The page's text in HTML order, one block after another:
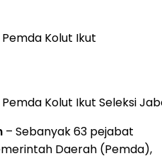
Kolut Ikut
Kolut Ikut Seleksi
– Sebanyak 63 pejabat
Daerah (Pemda),